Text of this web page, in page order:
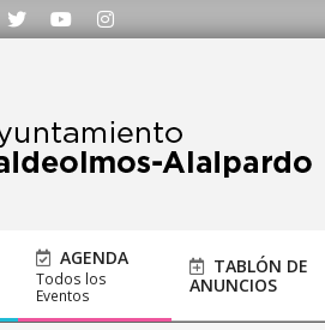
AGENDA
Todos los
Eventos
TABLÓN DE
ANUNCIOS